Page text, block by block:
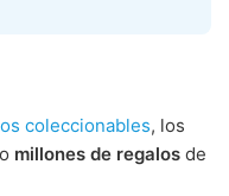
coleccionables, los
millones de regalos de